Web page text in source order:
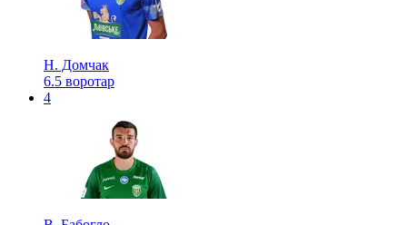
Н. Домчак
6.5 воротар
4